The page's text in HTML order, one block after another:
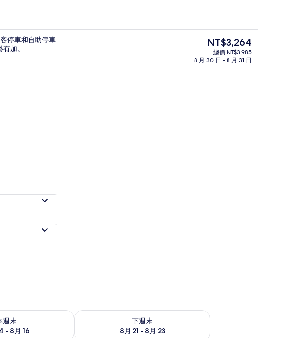
接待櫃台
停車和自助停車
加。
目
的
NT$3,264
總價 NT$3,985
8 月 30 日 - 8 月 31 日
週末
- 8月 16
- 8月 16) 的供應情況
下週末
8月 21 - 8月 23
查看下週末 (8月 21 - 8月 23) 的供應情況